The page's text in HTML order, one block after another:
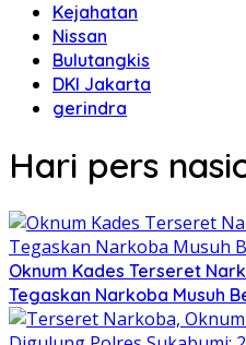
Kejahatan
Nissan
Bulutangkis
DKI Jakarta
gerindra
Hari pers
Oknum Kades Terseret
Tegaskan Narkoba Musuh